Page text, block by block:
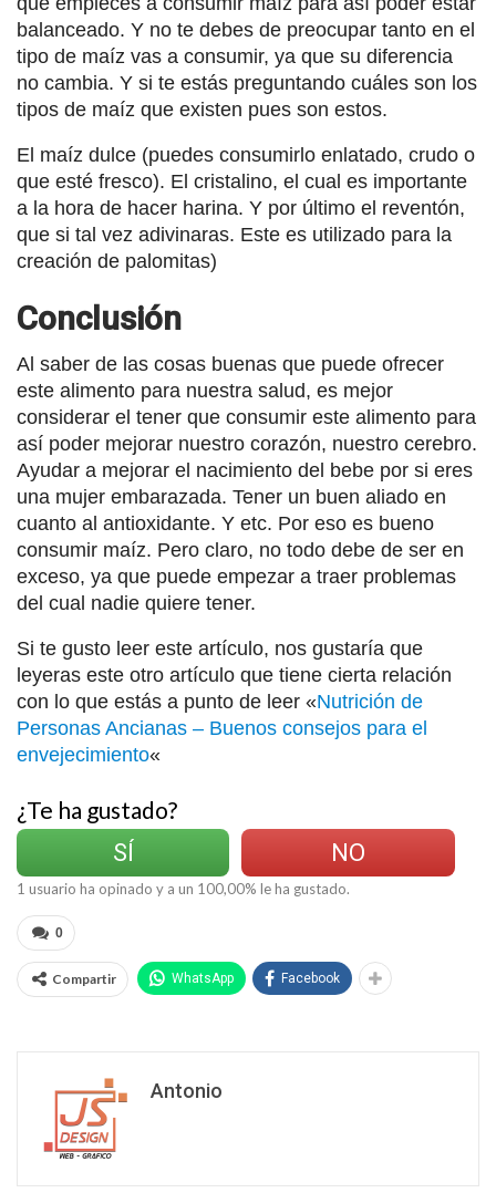
balanceado. Y no te debes de preocupar tanto en el
tipo de maíz vas a consumir, ya que su diferencia
no cambia. Y si te estás preguntando cuáles son los
tipos de maíz que existen pues son estos.
El maíz dulce (puedes consumirlo enlatado, crudo o
que esté fresco). El cristalino, el cual es importante
a la hora de hacer harina. Y por último el reventón,
que si tal vez adivinaras. Este es utilizado para la
creación de palomitas)
Conclusión
Al saber de las cosas buenas que puede ofrecer
este alimento para nuestra salud, es mejor
considerar el tener que consumir este alimento para
así poder mejorar nuestro corazón, nuestro cerebro.
Ayudar a mejorar el nacimiento del bebe por si eres
una mujer embarazada. Tener un buen aliado en
cuanto al antioxidante. Y etc. Por eso es bueno
consumir maíz. Pero claro, no todo debe de ser en
exceso, ya que puede empezar a traer problemas
del cual nadie quiere tener.
Si te gusto leer este artículo, nos gustaría que
leyeras este otro artículo que tiene cierta relación
con lo que estás a punto de leer «Nutrición de
Personas Ancianas – Buenos consejos para el
envejecimiento«
¿Te ha gustado?
SÍ
NO
1 usuario ha opinado y a un 100,00% le ha gustado.
0
Compartir WhatsApp Facebook
Antonio